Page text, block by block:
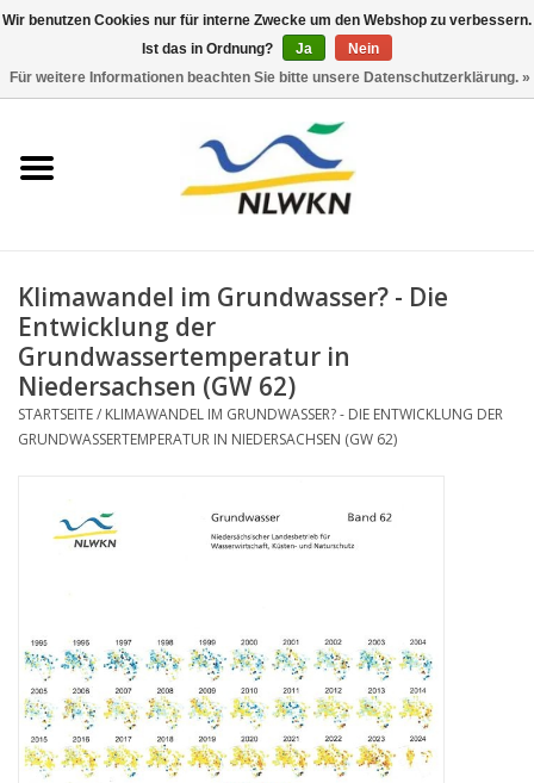
Neuerscheinungen
Wasserwirtschaft
Jahresberichte
Informationsbroschüre NLWKN
Klimawandel im Grundwasser? - Die
Entwicklung der
Grundwassertemperatur in
Niedersachsen (GW 62)
STARTSEITE/ KLIMAWANDEL IM GRUNDWASSER? - DIE ENTWICKLUNG DER
GRUNDWASSERTEMPERATUR IN NIEDERSACHSEN (GW 62)
Wir benutzen Cookies nur für interne Zwecke um den Webshop zu verbessern.
Ist das in Ordnung?
Ja
Nein
Für weitere Informationen beachten Sie bitte unsere Datenschutzerklärung. »